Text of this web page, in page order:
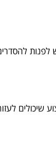
לפנות
שיכולים